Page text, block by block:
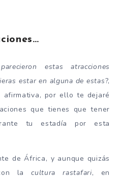
estas atracciones
estar en alguna de estas?,
por ello te dejaré
que tienes que tener
tu estadía por esta
de África, y aunque quizás
con lacultura rastafari, en